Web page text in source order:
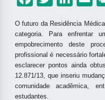
O futuro da Residência
categoria. Para enfrentar
empobrecimento deste
profissional é necessário
esclarecer pontos ainda
12.871/13, que inseriu
comunidade acadêmica,
estudantes.